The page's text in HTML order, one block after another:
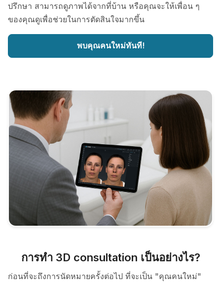
ปรึกษา สามารถดูภาพได้จากที่บ้าน หรือคุณจะให้เพื่อน ๆ
ของคุณดูเพื่อช่วยในการตัดสินใจมากขึ้น
พบคุณคนใหม่ทันที!
การทำ 3D consultation เป็นอย่างไร?
ก่อนที่จะถึงการนัดหมายครั้งต่อไป ที่จะเป็น "คุณคนใหม่"